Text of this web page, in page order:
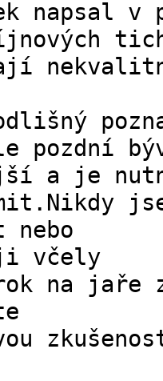
napsal
pozdní
a je
nebo
včely
na jaře